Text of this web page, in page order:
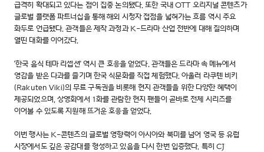
급격히 확대되고 있다는 점이 집중 논의됐다. 또한 국내 OTT 오리지널 콘텐츠가
글로벌 플랫폼 파트너십을 통해 해외 시청자 접점을 넓혀가는 흐름 역시 주요
화두로 언급됐다. 관객들은 제작 과정과 K-드라마 산업 전반에 대해 질의하며
열띤 대화를 이어갔다.
'한국 음식 테마 리셉션' 역시 큰 호응을 얻었다. 관객들은 드라마 속 메뉴에서
영감을 받은 다과를 즐기며 한국 식문화를 직접 체험했다. 아울러 라쿠텐 비키
(Rakuten Viki)의 무료 구독권을 비롯해 현지 관객들을 위한 다양한 혜택이
제공되었으며, 상영회에서 1화를 관람한 현지 팬들이 곧바로 전체 시리즈를
이어볼 수 있도록 지원해 뜨거운 호응을 얻었다.
이번 행사는 K-콘텐츠의 글로벌 영향력이 아시아와 북미를 넘어 영국 등 유럽
시장에서도 깊은 공감대를 형성하고 있음을 다시 한번 입증했다. 특히 CJ